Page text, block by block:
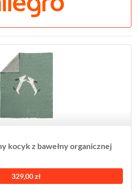
kocyk z bawełny organicznej
329,00 zł